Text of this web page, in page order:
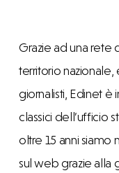
Grazie ad una rete
territorio
giornalisti, Edinet è
classici dell’ufficio
oltre 15 anni siamo
sul web grazie alla